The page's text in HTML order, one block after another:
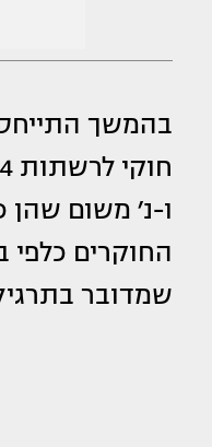
בהמשך התייחס
ו-נ׳ משום שהן
החוקרים
שמדובר